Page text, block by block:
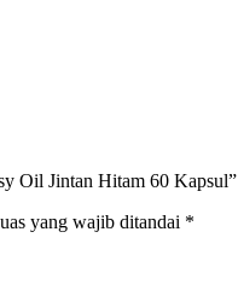
Oil Jintan Hitam 60 Kapsul”
yang wajib ditandai *